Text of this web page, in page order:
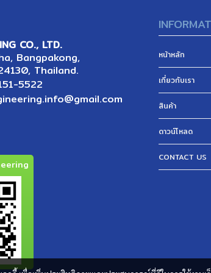
CO., LTD.
Bangpakong,
Thailand.
5522
หน้าหลัก
เกี่ยวกับเรา
สินค้า
ดาวน์โหลด
CONTACT US